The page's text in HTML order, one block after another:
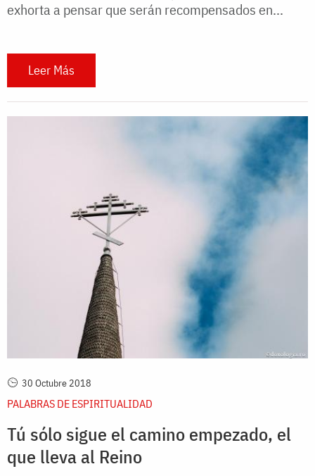
exhorta a pensar que serán recompensados en...
Leer Más
30 Octubre 2018
PALABRAS DE ESPIRITUALIDAD
Tú sólo sigue el camino empezado, el
que lleva al Reino